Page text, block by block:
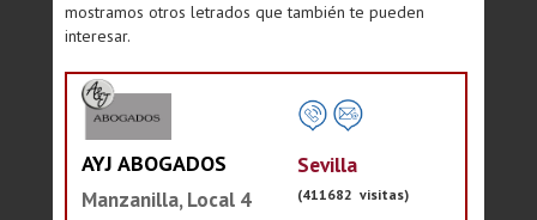
mostramos otros letrados que también te pueden
interesar.
AYJ ABOGADOS
Manzanilla, Local 4
Sevilla
(411682 visitas)